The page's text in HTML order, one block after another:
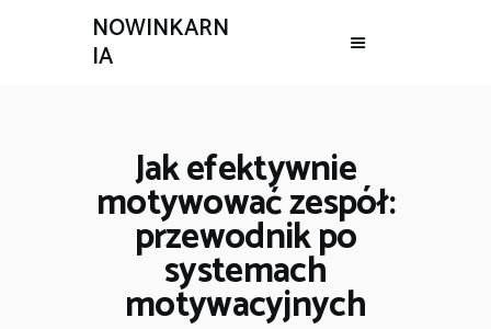
NOWINKARN
IA
Jak efektywnie
motywować zespół:
przewodnik po
systemach
motywacyjnych